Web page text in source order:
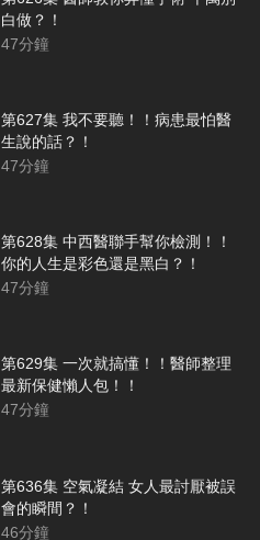
白做？！
47分鐘
第627集 我不要聽！！病患最怕醫
生說的話？！
47分鐘
第628集 中西醫聯手幫你檢測！！
你的人生是彩色還是黑白？！
47分鐘
第629集 一次就搞懂！！醫師整理
最新保健懶人包！！
47分鐘
第636集 空氣凝結 女人最討厭被誤
會的瞬間？！
46分鐘